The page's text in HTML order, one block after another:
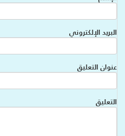
البريد الإلكتروني
عنوان التعليق
التعليق